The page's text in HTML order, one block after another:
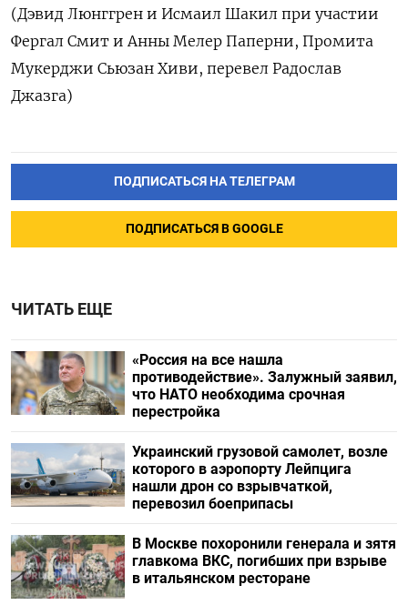
(Дэвид Люнггрен и Исмаил Шакил при участии
Фергал Смит и Анны Мелер Паперни, Промита
Мукерджи Сьюзан Хиви, перевел Радослав
Джазга)
ПОДПИСАТЬСЯ НА ТЕЛЕГРАМ
ПОДПИСАТЬСЯ В GOOGLE
ЧИТАТЬ ЕЩЕ
«Россия на все нашла
противодействие». Залужный заявил,
что НАТО необходима срочная
перестройка
Украинский грузовой самолет, возле
которого в аэропорту Лейпцига
нашли дрон со взрывчаткой,
перевозил боеприпасы
В Москве похоронили генерала и зятя
главкома ВКС, погибших при взрыве
в итальянском ресторане